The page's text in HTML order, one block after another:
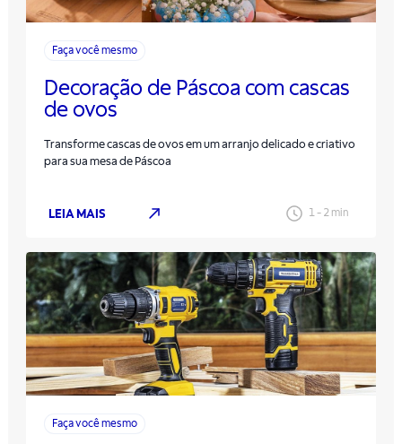
Faça você mesmo
Decoração de Páscoa com cascas
de ovos
Transforme cascas de ovos em um arranjo delicado e criativo
para sua mesa de Páscoa
LEIA MAIS 1- 2 min
Faça você mesmo